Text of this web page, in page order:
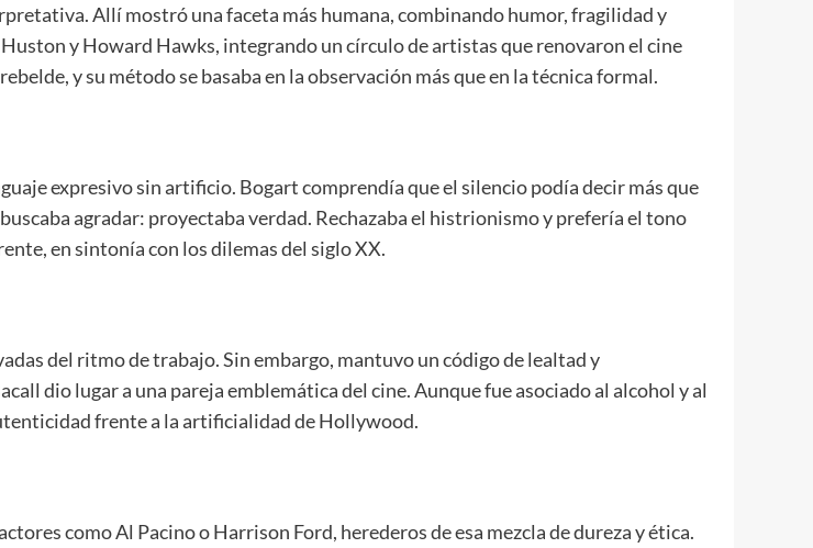
Allí mostró una faceta más humana, combinando humor, fragilidad y
y Howard Hawks, integrando un círculo de artistas que renovaron el cine
y su método se basaba en la observación más que en la técnica formal.
expresivo sin artificio. Bogart comprendía que el silencio podía decir más que
agradar: proyectaba verdad. Rechazaba el histrionismo y prefería el tono
en sintonía con los dilemas del siglo XX.
del ritmo de trabajo. Sin embargo, mantuvo un código de lealtad y
dio lugar a una pareja emblemática del cine. Aunque fue asociado al alcohol y al
frente a la artificialidad de Hollywood.
como Al Pacino o Harrison Ford, herederos de esa mezcla de dureza y ética.